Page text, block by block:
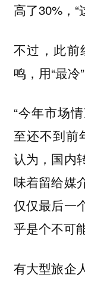
高了30%，
不过，此前
鸣，用“最冷
“今年市场
至还不到前
认为，国内
味着留给媒
仅仅最后一
乎是个不可
有大型旅企